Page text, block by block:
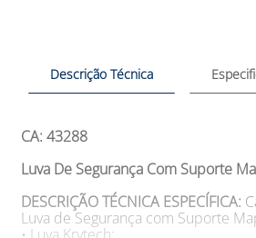
Descrição Técnica
CA: 43288
Luva De Segurança Com Suporte
DESCRIÇÃO TÉCNICA ESPECÍFICA:
Luva de Segurança com Suporte